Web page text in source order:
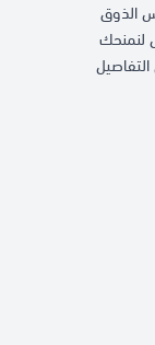
الذوق
لنمنحك